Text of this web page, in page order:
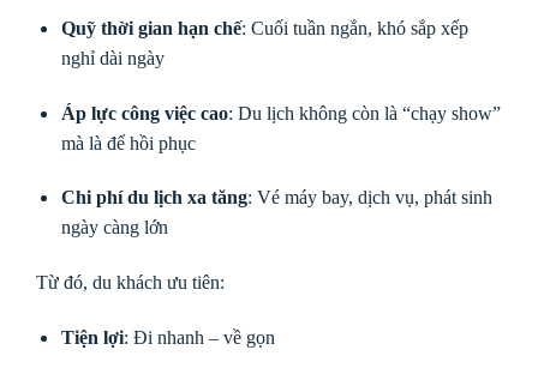
Quỹ thời gian hạn chế: Cuối tuần ngắn, khó sắp xếp
nghỉ dài ngày
Áp lực công việc cao: Du lịch không còn là “chạy show”
mà là để hồi phục
Chi phí du lịch xa tăng: Vé máy bay, dịch vụ, phát sinh
ngày càng lớn
Từ đó, du khách ưu tiên:
Tiện lợi: Đi nhanh – về gọn